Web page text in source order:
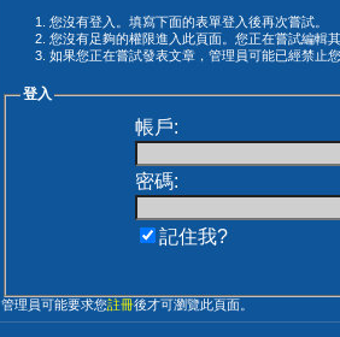
您沒有登入。填寫下面的表單登入後再次嘗試。
您沒有足夠的權限進入此頁面。您正在嘗試編輯
如果您正在嘗試發表文章，管理員可能已經禁止
登入
帳戶:
密碼:
記住我?
管理員可能要求您註冊後才可瀏覽此頁面。